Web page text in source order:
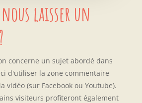
laisser un
concerne un sujet abordé dans
d'utiliser la zone commentaire
vidéo (sur Facebook ou Youtube).
visiteurs profiteront également